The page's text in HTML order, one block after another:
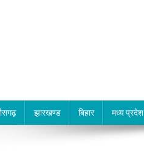
झारखण्ड बिहार मध्य प्रदेश